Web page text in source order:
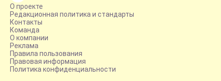
О проекте
Редакционная политика и стандарты
Контакты
Команда
О компании
Реклама
Правила пользования
Правовая информация
Политика конфиденциальности